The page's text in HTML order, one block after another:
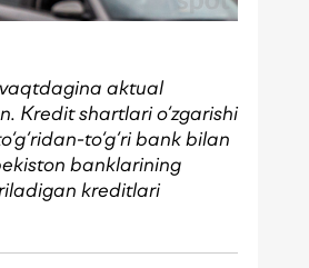
aktual
. Kredit shartlari o‘zgarishi
to‘g‘ri bank bilan
banklarining
kreditlari